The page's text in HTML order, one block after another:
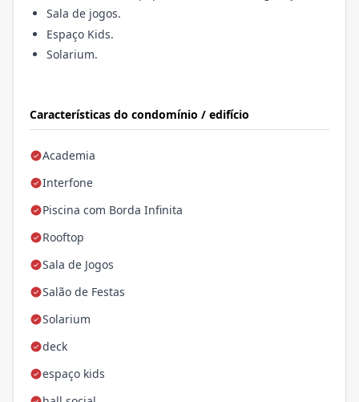
Características do condomínio / edifício
Academia
Interfone
Piscina com Borda Infinita
Rooftop
Sala de Jogos
Salão de Festas
Solarium
deck
espaço kids
Sala de jogos.
Espaço Kids.
Solarium.